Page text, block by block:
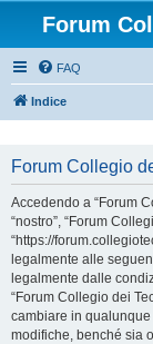
Forum
FAQ
Indice
Forum Collegio
Accedendo a “Forum
“nostro”, “Forum
“https://
legalmente alle
legalmente dalle
“Forum Collegio dei
cambiare in
modifiche, benché sia